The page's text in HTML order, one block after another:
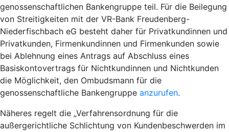
genossenschaftlichen Bankengruppe teil. Für die Beilegung
von Streitigkeiten mit der VR-Bank Freudenberg-
Niederfischbach eG besteht daher für Privatkundinnen und
Privatkunden, Firmenkundinnen und Firmenkunden sowie
bei Ablehnung eines Antrags auf Abschluss eines
Basiskontovertrags für Nichtkundinnen und Nichtkunden
die Möglichkeit, den Ombudsmann für die
genossenschaftliche Bankengruppe anzurufen.
Näheres regelt die „Verfahrensordnung für die
außergerichtliche Schlichtung von Kundenbeschwerden im